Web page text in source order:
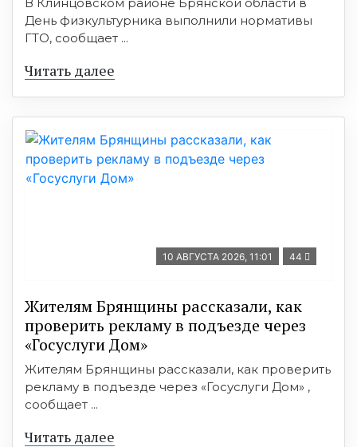
День физкультурника выполнили нормативы
ГТО, сообщает ...
Читать далее
10 АВГУСТА 2026, 11:01 44
Жителям Брянщины рассказали, как
проверить рекламу в подъезде через
«Госуслуги Дом»
Жителям Брянщины рассказали, как проверить
рекламу в подъезде через «Госуслуги Дом» ,
сообщает ...
Читать далее